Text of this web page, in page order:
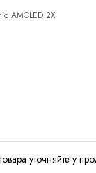
AMOLED 2X
уточняйте у